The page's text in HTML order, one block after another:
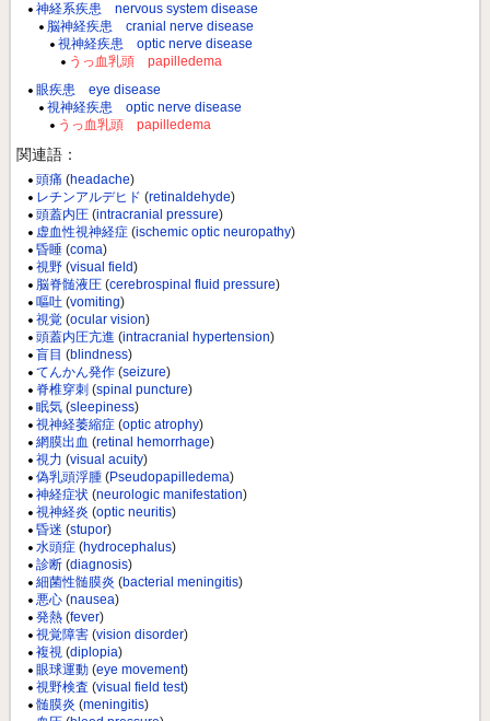
神経系疾患 nervous system disease
脳神経疾患 cranial nerve disease
視神経疾患 optic nerve disease
うっ血乳頭 papilledema
眼疾患 eye disease
視神経疾患 optic nerve disease
うっ血乳頭 papilledema
関連語：
頭痛 (headache)
レチンアルデヒド (retinaldehyde)
頭蓋内圧 (intracranial pressure)
虚血性視神経症 (ischemic optic neuropathy)
昏睡 (coma)
視野 (visual field)
脳脊髄液圧 (cerebrospinal fluid pressure)
嘔吐 (vomiting)
視覚 (ocular vision)
頭蓋内圧亢進 (intracranial hypertension)
盲目 (blindness)
てんかん発作 (seizure)
脊椎穿刺 (spinal puncture)
眠気 (sleepiness)
視神経萎縮症 (optic atrophy)
網膜出血 (retinal hemorrhage)
視力 (visual acuity)
偽乳頭浮腫 (Pseudopapilledema)
神経症状 (neurologic manifestation)
視神経炎 (optic neuritis)
昏迷 (stupor)
水頭症 (hydrocephalus)
診断 (diagnosis)
細菌性髄膜炎 (bacterial meningitis)
悪心 (nausea)
発熱 (fever)
視覚障害 (vision disorder)
複視 (diplopia)
眼球運動 (eye movement)
視野検査 (visual field test)
髄膜炎 (meningitis)